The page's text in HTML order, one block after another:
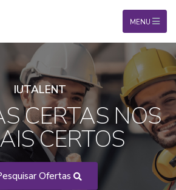
MENU
IUTALENT
CERTAS NOS
CERTOS
Ofertas